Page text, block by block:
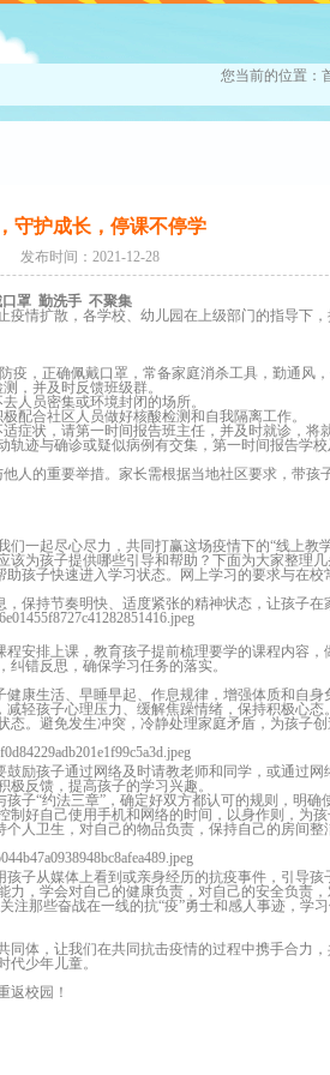
您当前的位置：
守护成长，停课不停学
发布时间：2021-12-28
口罩 勤洗手 不聚集
情扩散，各学校、幼儿园在上级部门的指导下
疫，正确佩戴口罩，常备家庭消杀工具，勤通风，
，并及时反馈班级群。
人员密集或环境封闭的场所。
配合社区人员做好核酸检测和自我隔离工作。
症状，请第一时间报告班主任，并及时就诊，将
迹与确诊或疑似病例有交集，第一时间报告学
人的重要举措。家长需根据当地社区要求，带孩
一起尽心尽力，共同打赢这场疫情下的“线上教
为孩子提供哪些引导和帮助？下面为大家整理几
孩子快速进入学习状态。网上学习的要求与在校
保持节奏明快、适度紧张的精神状态，让孩子在
安排上课，教育孩子提前梳理要学的课程内容
错反思，确保学习任务的落实。
康生活、早睡早起、作息规律，增强体质和自身
轻孩子心理压力、缓解焦躁情绪，保持积极心态
。避免发生冲突，冷静处理家庭矛盾，为孩子
励孩子通过网络及时请教老师和同学，或通过网
反馈，提高孩子的学习兴趣。
子“约法三章”，确定好双方都认可的规则，明确
好自己使用手机和网络的时间，以身作则，为孩
人卫生，对自己的物品负责，保持自己的房间
子从媒体上看到或亲身经历的抗疫事件，引导
，学会对自己的健康负责，对自己的安全负责，
注那些奋战在一线的抗“疫”勇士和感人事迹，学
体，让我们在共同抗击疫情的过程中携手合力
少年儿童。
返校园！